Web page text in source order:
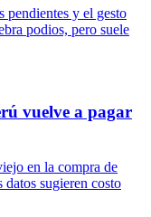
pendientes y el gesto
podios, pero suele
vuelve a pagar
en la compra de
datos sugieren costo